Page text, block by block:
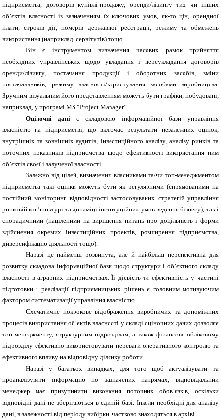
підприємства, договорів купівлі-продажу, оренди/лізингу тих чи інших
об’єктів власності із зазначенням їх ключових умов, як-то цін, орендної
плати, строків дії, номерів державної реєстрації, режиму та обмежень
використання (наприклад, сервітутів) тощо.
Він є інструментом визначення часових рамок прийняття
необхідних управлінських щодо укладання і переукладання договорів
оренди/лізингу, постачання продукції і оборотних засобів, зміни
постачальників, режиму власності/користування засобами виробництва.
Зручним візуальним його представленням можуть бути графіки, побудовані,
наприклад, у програмі MS “Project Manager”.
Оціночні дані є складовою інформаційної бази управління
власністю на підприємстві, що включає результати незалежних оцінок,
внутрішніх та зовнішніх аудитів, інвестиційного аналізу, аналізу ринків та
поточних показників підприємства щодо ефективності використання ним
об’єктів своєї і залученої власності.
Залежно від цілей, визначених власниками та/чи топ-менеджментом
підприємства такі оцінки можуть бути як регулярними (спрямованими на
постійний моніторинг відповідності застосовуваних стратегій управління
ринковій кон’юнктурі та динаміці інституційних умов ведення бізнесу), так і
спорадичними (націленими на вирішення питань про доцільність і форми
здійснення окремих інвестиційних проектів, розширення підприємства,
диверсифікацію діяльності тощо).
Наразі це найменш розвинута, але й найбільш перспективна для
розвитку складова інформаційної бази щодо структури і об’єктного складу
власності в аграрних підприємствах. Її дієвість та ефективність у частині
підготовки і реалізації підприємницьких рішень є головним мотивуючим
фактором систематизації управління власністю.
Схематичне покрокове відображення виробничих та допоміжних
процесів використання об’єктів власності у складі оціночних даних дозволяє
топ-менеджменту, структурним підрозділам, а також фінансово-обліковому
підрозділу ефективно використовувати переваги оперативного контролю та
ефективного впливу на відповідну ділянку роботи.
Наразі у багатьох випадках, для того щоб актуалізувати та
проаналізувати інформацію по зазначених напрямах, відповідальний
менеджер має призупинити виконання поточних обов’язків, оскільки
відповідні дані не зберігаються в єдиній базі. Інколи необхідні для аналізу
дані, в залежності від періоду вибірки, частково знаходяться в архіві.